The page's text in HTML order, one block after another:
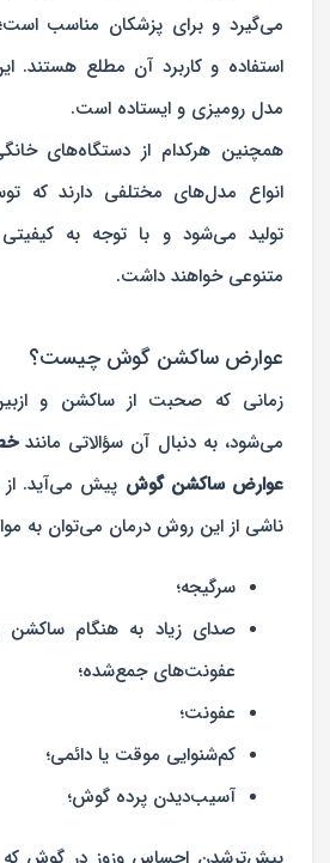
می‌گیرد و برای پزشکان مناسب
استفاده و کاربرد آن مطلع هستند.
مدل رومیزی و ایستاده است.
همچنین هرکدام از دستگاه‌های
انواع مدل‌های مختلفی دارند که
تولید می‌شود و با توجه به
متنوعی خواهند داشت.
عوارض ساکشن گوش چیست؟
زمانی که صحبت از ساکشن و
می‌شود، به دنبال آن سؤالاتی مانند
عوارض ساکشن گوش پیش می‌آید. از
ناشی از این روش درمان می‌توان به
سرگیجه؛
صدای زیاد به هنگام
عفونت‌های جمع‌شده؛
عفونت؛
کم‌شنوایی موقت یا دائمی؛
آسیب‌دیدن پرده گوش؛